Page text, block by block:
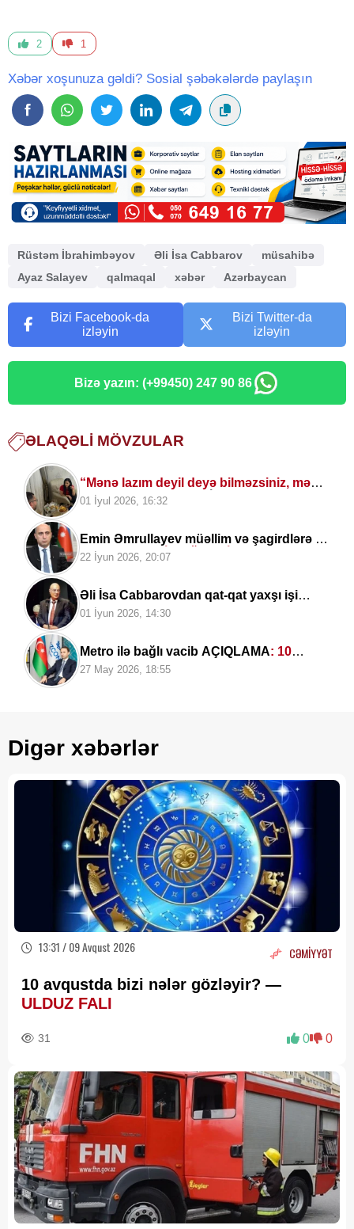
2 1
Xəbər xoşunuza gəldi? Sosial şəbəkələrdə paylaşın
Rüstəm İbrahimbəyov Əli İsa Cabbarov
müsahibə
Ayaz Salayev
qalmaqal xəbər Azərbaycan
Bizi Facebook-da
izləyin
Bizi Twitter-da
izləyin
Bizə yazın: (+99450) 247 90 86
ƏLAQƏLI MÖVZULAR
“Mənə lazım deyil deyə bilməzsiniz, mən
tamaşaçıya lazımam”
qayıdan aktrisa
01 İyul 2026, 16:32
Emin Əmrullayev müəllim və şagirdlərə nə
deyir? —GENİŞ MÜSAHİBƏ
22 İyun 2026, 20:07
Əli İsa Cabbarovdan qat-qat yaxşı işi
bilənlər var —Əmir Pəhləvanla
MÜSAHİBƏ
01 İyun 2026, 14:30
Metro ilə bağlı vacib AÇIQLAMA: 10
prioritet istiqamət üzrə
27 May 2026, 18:55
Digər xəbərlər
13:31 / 09 Avqust 2026 CƏMİYYƏT
10 avqustda bizi nələr gözləyir? —
ULDUZ FALI
31 0 0